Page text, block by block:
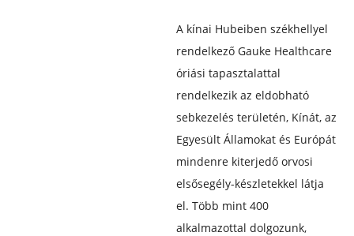
A kínai Hubeiben székhellyel
rendelkező Gauke Healthcare
óriási tapasztalattal
rendelkezik az eldobható
sebkezelés területén, Kínát, az
Egyesült Államokat és Európát
mindenre kiterjedő orvosi
elsősegély-készletekkel látja
el. Több mint 400
alkalmazottal dolgozunk,